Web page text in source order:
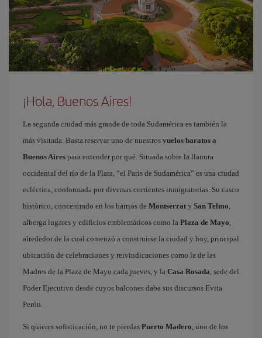
¡Hola, Buenos Aires!
La segunda ciudad más grande de toda Sudamérica es también la
más visitada. Basta reservar uno de nuestros vuelos baratos a
Buenos Aires para entender por qué. Situada sobre la llanura
occidental del río de la Plata, “el París de Sudamérica” es una ciudad
ecléctica, conformada por diversas corrientes inmigratorias. Su casco
histórico, concentrado en los barrios de Montserrat y San Telmo,
alberga lugares y edificios emblemáticos como la Plaza de Mayo,
alrededor de la cual comenzó a construirse la ciudad y hoy, principal
ubicación de celebraciones y reivindicaciones como la de las
Madres de la Plaza de Mayo cada jueves, y la Casa Rosada, sede del
Poder Ejecutivo desde cuyos balcones daba sus discursos Evita
Perón.
Si quieres sofisticación, no te pierdas Puerto Madero, uno de los